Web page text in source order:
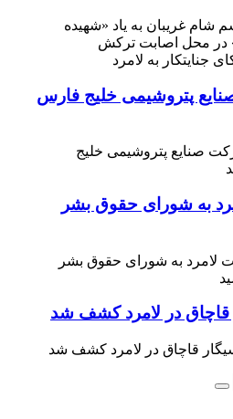
پتروشیمی خلیج فارس
به شورای حقوق بشر